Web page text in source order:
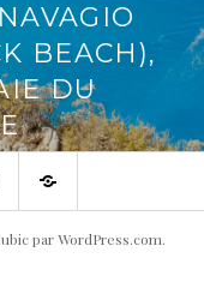
BEACH),
DU
Contact
parWordPress.com.